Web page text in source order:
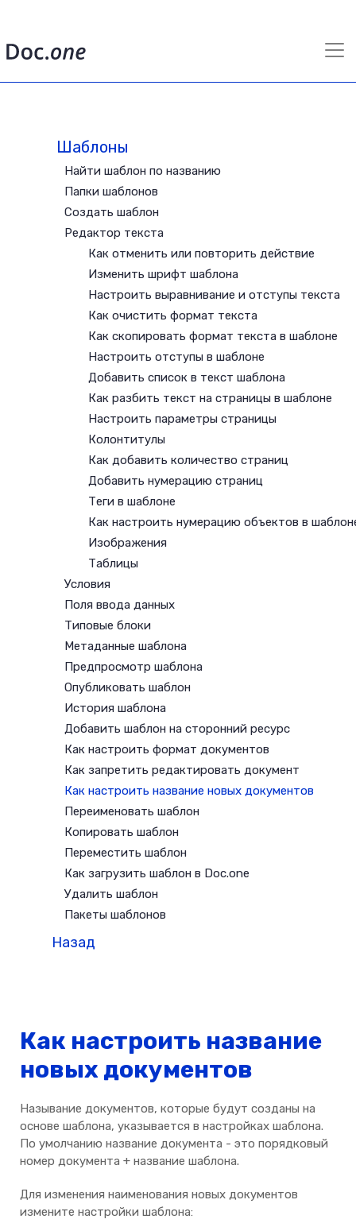
Шаблоны
Найти шаблон по названию
Папки шаблонов
Создать шаблон
Редактор текста
Как отменить или повторить действие
Изменить шрифт шаблона
Настроить выравнивание и отступы текста
Как очистить формат текста
Как скопировать формат текста в шаблоне
Настроить отступы в шаблоне
Добавить список в текст шаблона
Как разбить текст на страницы в шаблоне
Настроить параметры страницы
Колонтитулы
Как добавить количество страниц
Добавить нумерацию страниц
Теги в шаблоне
Как настроить нумерацию объектов в
Изображения
Таблицы
Условия
Поля ввода данных
Типовые блоки
Метаданные шаблона
Предпросмотр шаблона
Опубликовать шаблон
История шаблона
Добавить шаблон на сторонний ресурс
Как настроить формат документов
Как запретить редактировать документ
Как настроить название новых документов
Переименовать шаблон
Копировать шаблон
Переместить шаблон
Как загрузить шаблон в Doc.one
Удалить шаблон
Пакеты шаблонов
Назад
Как настроить название
новых документов
Называние документов, которые будут созданы на
основе шаблона, указывается в настройках шаблона.
По умолчанию название документа - это порядковый
номер документа + название шаблона.
Для изменения наименования новых документов
измените настройки шаблона: